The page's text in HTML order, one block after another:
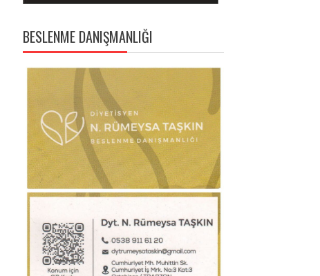
BESLENME DANIŞMANLIĞI